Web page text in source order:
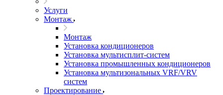
Услуги
Монтаж
Монтаж
Установка кондиционеров
Установка мультисплит-систем
Установка промышленных кондиционеров
Установка мультизональных VRF/VRV
систем
Проектирование